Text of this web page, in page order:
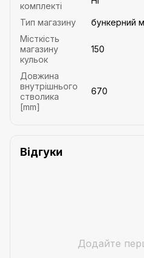
комплекті
Тип магазину
бункерний
Місткість
магазину
кульок
150
Довжина
внутрішнього
стволика
[mm]
670
Відгуки
Додайте